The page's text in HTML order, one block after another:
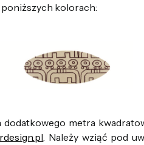
kolorach:
metra
. Należy wziąć pod